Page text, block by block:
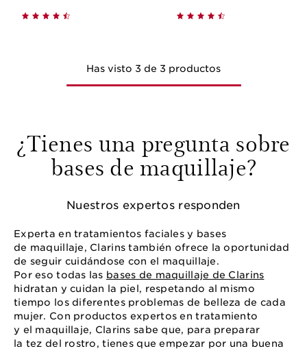
Has visto 3 de 3 productos
¿Tienes una pregunta sobre
bases de maquillaje?
Nuestros expertos responden
Experta en tratamientos faciales y bases
de maquillaje, Clarins también ofrece la oportunidad
de seguir cuidándose con el maquillaje.
Por eso todas las bases de maquillaje de Clarins
hidratan y cuidan la piel, respetando al mismo
tiempo los diferentes problemas de belleza de cada
mujer. Con productos expertos en tratamiento
y el maquillaje, Clarins sabe que, para preparar
la tez del rostro, tienes que empezar por una buena